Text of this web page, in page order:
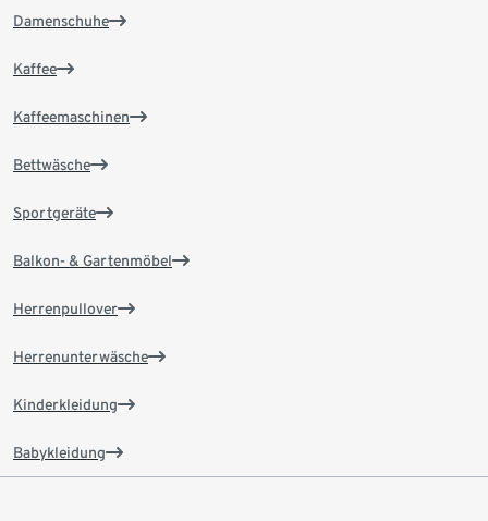
Damenschuhe
Kaffee
Kaffeemaschinen
Bettwäsche
Sportgeräte
Balkon- & Gartenmöbel
Herrenpullover
Herrenunterwäsche
Kinderkleidung
Babykleidung